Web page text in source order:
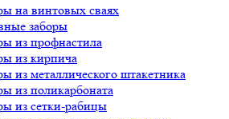
на винтовых сваях
заборы
из профнастила
из кирпича
из металлического штакетника
из поликарбоната
из сетки-рабицы